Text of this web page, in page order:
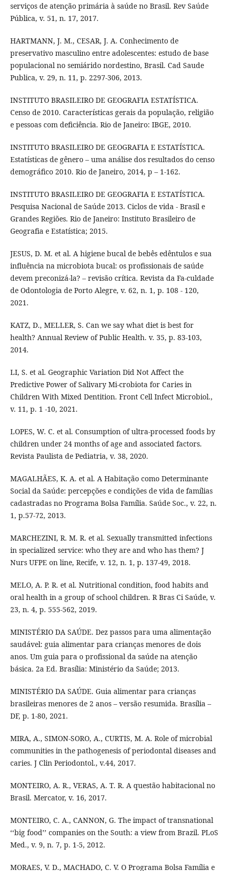
serviços de atenção primária à saúde no Brasil. Rev Saúde
Pública, v. 51, n. 17, 2017.
HARTMANN, J. M., CESAR, J. A. Conhecimento de
preservativo masculino entre adolescentes: estudo de base
populacional no semiárido nordestino, Brasil. Cad Saude
Publica, v. 29, n. 11, p. 2297-306, 2013.
INSTITUTO BRASILEIRO DE GEOGRAFIA ESTATÍSTICA.
Censo de 2010. Características gerais da população, religião
e pessoas com deficiência. Rio de Janeiro: IBGE, 2010.
INSTITUTO BRASILEIRO DE GEOGRAFIA E ESTATÍSTICA.
Estatísticas de gênero – uma análise dos resultados do censo
demográfico 2010. Rio de Janeiro, 2014, p – 1-162.
INSTITUTO BRASILEIRO DE GEOGRAFIA E ESTATÍSTICA.
Pesquisa Nacional de Saúde 2013. Ciclos de vida - Brasil e
Grandes Regiões. Rio de Janeiro: Instituto Brasileiro de
Geografia e Estatística; 2015.
JESUS, D. M. et al. A higiene bucal de bebês edêntulos e sua
influência na microbiota bucal: os profissionais de saúde
devem preconizá-la? – revisão crítica. Revista da Fa-culdade
de Odontologia de Porto Alegre, v. 62, n. 1, p. 108 - 120,
2021.
KATZ, D., MELLER, S. Can we say what diet is best for
health? Annual Review of Public Health. v. 35, p. 83-103,
2014.
LI, S. et al. Geographic Variation Did Not Affect the
Predictive Power of Salivary Mi-crobiota for Caries in
Children With Mixed Dentition. Front Cell Infect Microbiol.,
v. 11, p. 1 -10, 2021.
LOPES, W. C. et al. Consumption of ultra-processed foods by
children under 24 months of age and associated factors.
Revista Paulista de Pediatria, v. 38, 2020.
MAGALHÃES, K. A. et al. A Habitação como Determinante
Social da Saúde: percepções e condições de vida de famílias
cadastradas no Programa Bolsa Família. Saúde Soc., v. 22, n.
1, p.57-72, 2013.
MARCHEZINI, R. M. R. et al. Sexually transmitted infections
in specialized service: who they are and who has them? J
Nurs UFPE on line, Recife, v. 12, n. 1, p. 137-49, 2018.
MELO, A. P. R. et al. Nutritional condition, food habits and
oral health in a group of school children. R Bras Ci Saúde, v.
23, n. 4, p. 555-562, 2019.
MINISTÉRIO DA SAÚDE. Dez passos para uma alimentação
saudável: guia alimentar para crianças menores de dois
anos. Um guia para o profissional da saúde na atenção
básica. 2a Ed. Brasília: Ministério da Saúde; 2013.
MINISTÉRIO DA SAÚDE. Guia alimentar para crianças
brasileiras menores de 2 anos – versão resumida. Brasília –
DF, p. 1-80, 2021.
MIRA, A., SIMON-SORO, A., CURTIS, M. A. Role of microbial
communities in the pathogenesis of periodontal diseases and
caries. J Clin Periodontol., v.44, 2017.
MONTEIRO, A. R., VERAS, A. T. R. A questão habitacional no
Brasil. Mercator, v. 16, 2017.
MONTEIRO, C. A., CANNON, G. The impact of transnational
‘‘big food’’ companies on the South: a view from Brazil. PLoS
Med., v. 9, n. 7, p. 1-5, 2012.
MORAES, V. D., MACHADO, C. V. O Programa Bolsa Família e